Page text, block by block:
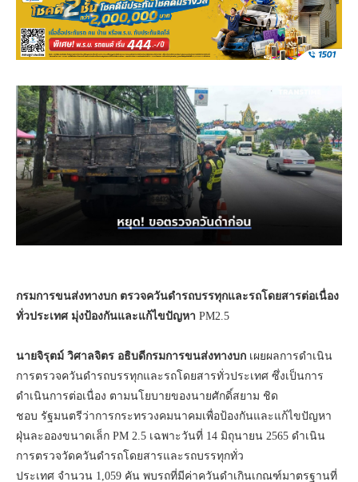
กรมการขนส่งทางบก ตรวจควันดำรถบรรทุกและรถโดยสารต่อเนื่อง
ทั่วประเทศ มุ่งป้องกันและแก้ไขปัญหา PM2.5
นายจิรุตม์ วิศาลจิตร อธิบดีกรมการขนส่งทางบก เผยผลการดำเนิน
การตรวจควันดำรถบรรทุกและรถโดยสารทั่วประเทศ ซึ่งเป็นการ
ดำเนินการต่อเนื่อง ตามนโยบายของนายศักดิ์สยาม ชิด
ชอบ รัฐมนตรีว่าการกระทรวงคมนาคมเพื่อป้องกันและแก้ไขปัญหา
ฝุ่นละอองขนาดเล็ก PM 2.5 เฉพาะวันที่ 14 มิถุนายน 2565 ดำเนิน
การตรวจวัดควันดำรถโดยสารและรถบรรทุกทั่ว
ประเทศ จำนวน 1,059 คัน พบรถที่มีค่าควันดำเกินเกณฑ์มาตรฐานที่